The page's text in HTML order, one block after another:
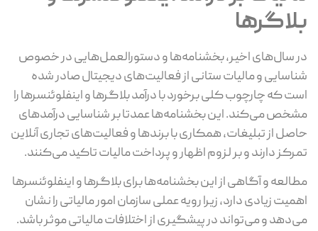
بلاگرها
در سال‌های اخیر، بخشنامه‌ها و دستورالعمل‌هایی در خصوص
شناسایی و مالیات ستانی از فعالیت‌های دیجیتال صادر شده
است که چارچوب کلی برخورد با درآمد بلاگرها و اینفلوئنسرها را
مشخص می‌کند. این بخشنامه‌ها عمدتا بر شناسایی درآمدهای
حاصل از تبلیغات، همکاری با برندها و فعالیت‌های تجاری آنلاین
تمرکز دارند و بر لزوم اظهار و پرداخت مالیات تاکید می‌کنند.
مطالعه و آگاهی از این بخشنامه‌ها برای بلاگرها و اینفلوئنسرها
اهمیت زیادی دارد، زیرا رویه عملی سازمان امور مالیاتی را نشان
می‌دهد و می‌تواند در پیشگیری از اختلافات مالیاتی موثر باشد.